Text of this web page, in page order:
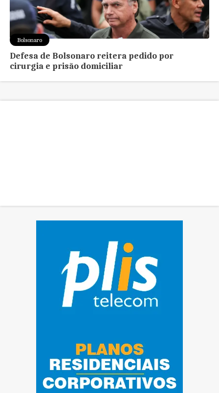
Bolsonaro
Defesa de Bolsonaro reitera pedido por
cirurgia e prisão domiciliar